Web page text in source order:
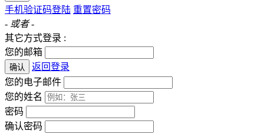
手机验证码登陆 重置密码
- 或者 -
其它方式登录 :
您的邮箱
确认
返回登录
您的电子邮件
您的姓名
密码
确认密码